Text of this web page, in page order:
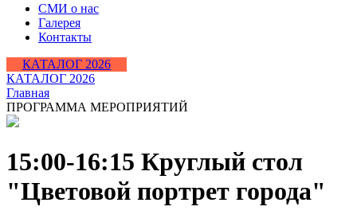
СМИ о нас
Галерея
Контакты
КАТАЛОГ 2026
КАТАЛОГ 2026
Главная
ПРОГРАММА МЕРОПРИЯТИЙ
15:00-16:15 Круглый стол
"Цветовой портрет города"